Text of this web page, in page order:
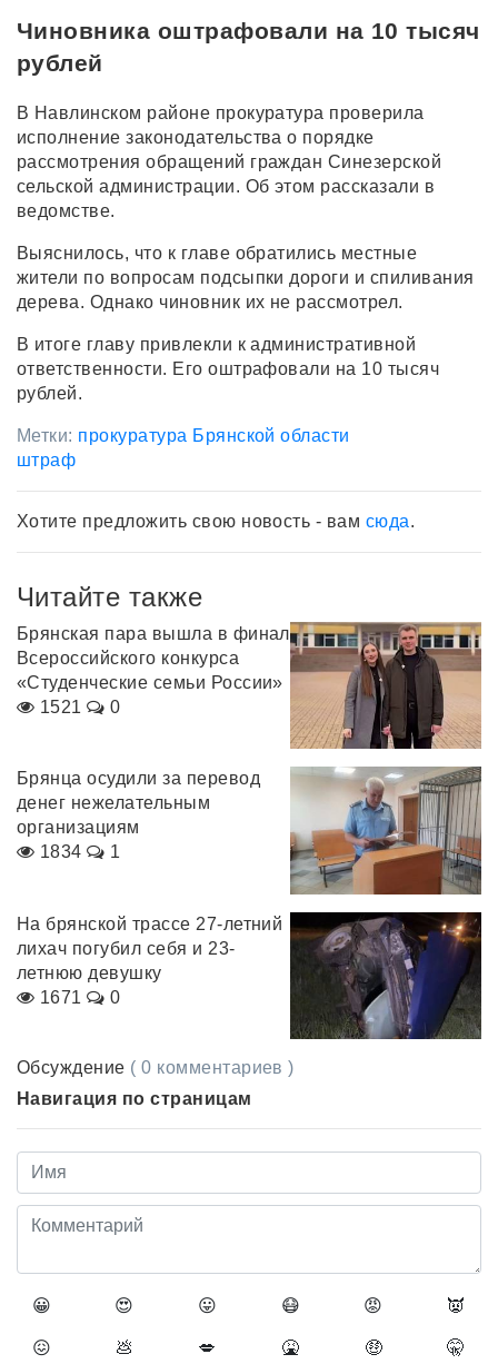
Чиновника оштрафовали на 10 тысяч
рублей
В Навлинском районе прокуратура проверила
исполнение законодательства о порядке
рассмотрения обращений граждан Синезерской
сельской администрации. Об этом рассказали в
ведомстве.
Выяснилось, что к главе обратились местные
жители по вопросам подсыпки дороги и спиливания
дерева. Однако чиновник их не рассмотрел.
В итоге главу привлекли к административной
ответственности. Его оштрафовали на 10 тысяч
рублей.
Метки: прокуратура Брянской области
штраф
Хотите предложить свою новость - вам сюда.
Читайте также
Брянская пара вышла в финал
Всероссийского конкурса
«Студенческие семьи России»
1521
0
Брянца осудили за перевод
денег нежелательным
организациям
1834
1
На брянской трассе 27-летний
лихач погубил себя и 23-
летнюю девушку
1671
0
Обсуждение ( 0 комментариев )
Навигация по страницам
😀 😍 😛 😷 😡 👿
😖 💩 💋 🤮 🤑 🤫